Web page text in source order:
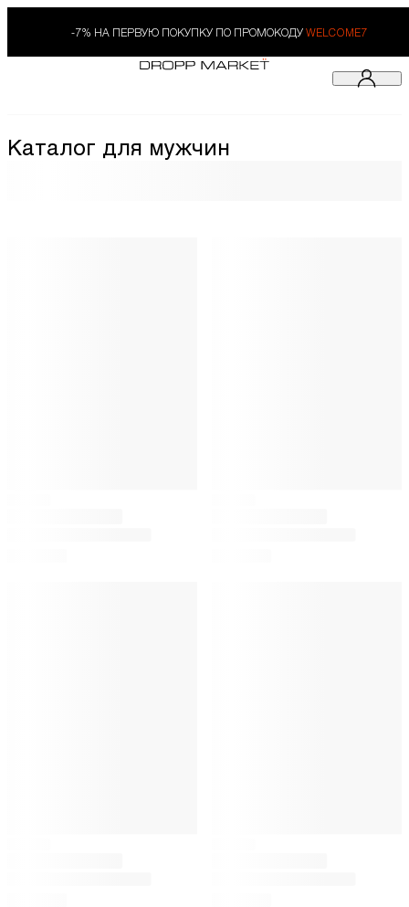
-7% НА ПЕРВУЮ ПОКУПКУ ПО ПРОМОКОДУ WELCOME7
Каталог для мужчин